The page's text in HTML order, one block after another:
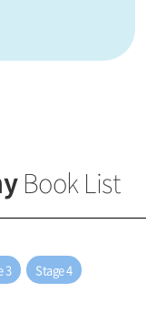
Book List
3 Stage 4